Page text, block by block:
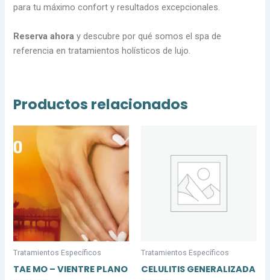
para tu máximo confort y resultados excepcionales.
Reserva ahora y descubre por qué somos el spa de
referencia en tratamientos holísticos de lujo.
Productos relacionados
Tratamientos Específicos
TAE MO – VIENTRE PLANO
Tratamientos Específicos
CELULITIS GENERALIZADA